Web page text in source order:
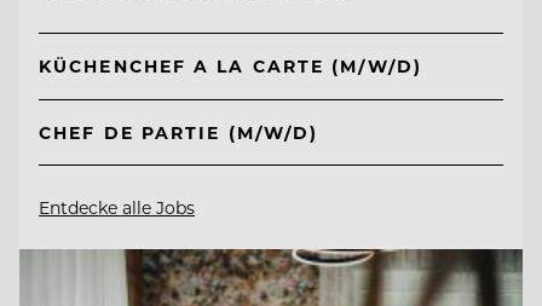
KÜCHENCHEF A LA CARTE (M/W/D)
CHEF DE PARTIE (M/W/D)
Entdecke alle Jobs